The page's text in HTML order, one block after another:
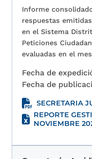
Informe
respuestas
en el Sistema
Peticiones
evaluadas en el
Fecha de
Fecha de
SECRETARIA
REPORTE
NOVIEMBRE